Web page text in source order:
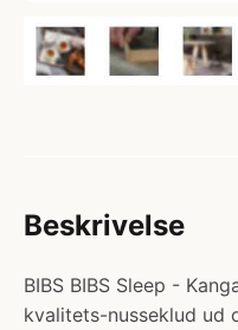
Beskrivelse
BIBS BIBS Sleep -
kvalitets-nusseklud ud